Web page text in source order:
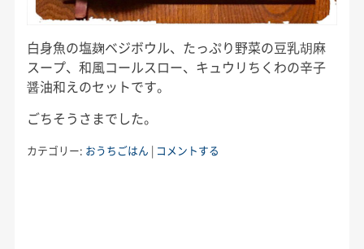
白身魚の塩麹ベジボウル、たっぷり野菜の豆乳胡麻
スープ、和風コールスロー、キュウリちくわの辛子
醤油和えのセットです。
ごちそうさまでした。
カテゴリー: おうちごはん | コメントする